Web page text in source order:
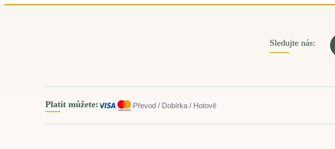
Sledujte nás:
Platit můžete: Převod / Dobírka / Hotově